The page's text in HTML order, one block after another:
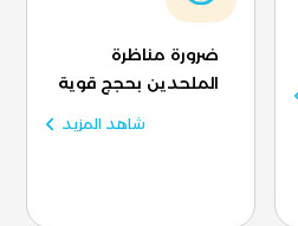
ضرورة مناظرة
الملحدين بحجج قوية
شاهد المزيد